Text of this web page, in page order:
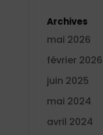
Archives
mai 2026
février 2026
juin 2025
mai 2024
avril 2024